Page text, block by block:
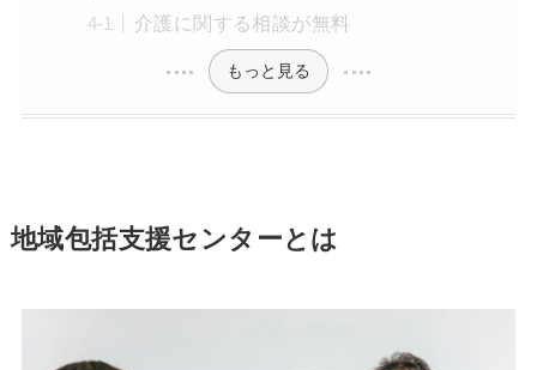
介護に関する相談が無料
もっと見る
地域包括支援センターとは